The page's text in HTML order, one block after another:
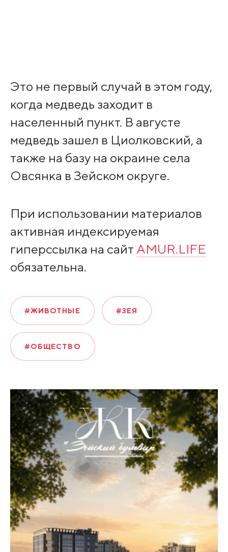
Это не первый случай в этом году,
когда медведь заходит в
населенный пункт. В августе
медведь зашел в Циолковский, а
также на базу на окраине села
Овсянка в Зейском округе.
При использовании материалов
активная индексируемая
гиперссылка на сайт AMUR.LIFE
обязательна.
#ЖИВОТНЫЕ #ЗЕЯ
#ОБЩЕСТВО